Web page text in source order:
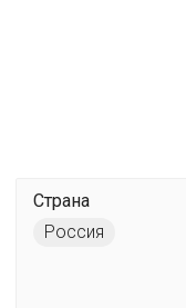
Страна
Россия